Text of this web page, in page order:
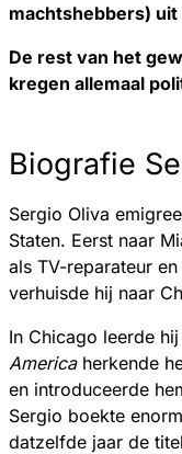
machtshebbers) uit
De rest van het
kregen allemaal
Biografie
Sergio Oliva
Staten. Eerst naar
als TV-reparateur
verhuisde hij naar
In Chicago leerde
Americaherkende
en introduceerde
Sergio boekte
datzelfde jaar de titel